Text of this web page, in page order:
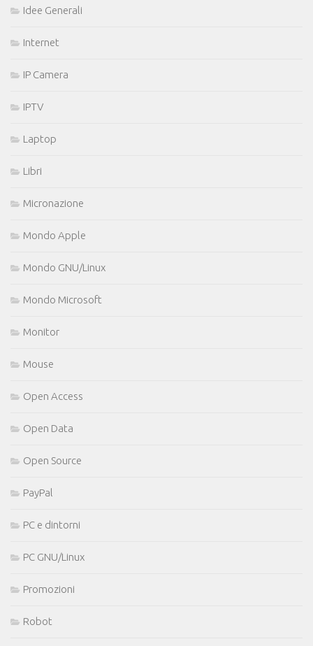
Idee Generali
Internet
IP Camera
IPTV
Laptop
Libri
Micronazione
Mondo Apple
Mondo GNU/Linux
Mondo Microsoft
Monitor
Mouse
Open Access
Open Data
Open Source
PayPal
PC e dintorni
PC GNU/Linux
Promozioni
Robot